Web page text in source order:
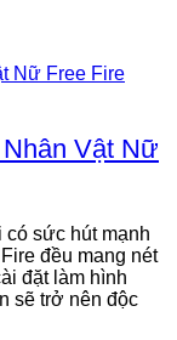
Vật Nữ
sức hút mạnh
đều mang nét
đặt làm hình
sẽ trở nên độc